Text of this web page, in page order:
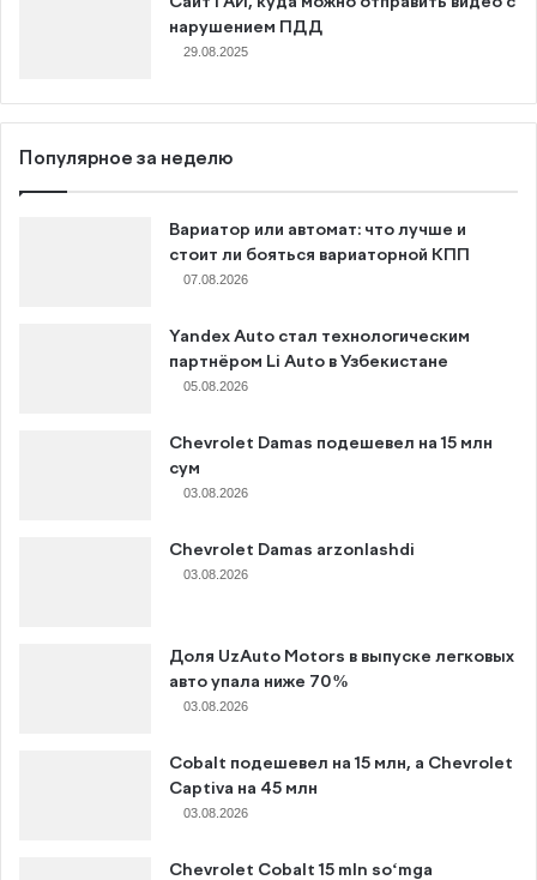
нарушением ПДД
29.08.2025
Популярное за неделю
Вариатор или автомат: что лучше и
стоит ли бояться вариаторной КПП
07.08.2026
Yandex Auto стал технологическим
партнёром Li Auto в Узбекистане
05.08.2026
Chevrolet Damas подешевел на 15 млн
сум
03.08.2026
Chevrolet Damas arzonlashdi
03.08.2026
Доля UzAuto Motors в выпуске легковых
авто упала ниже 70%
03.08.2026
Cobalt подешевел на 15 млн, а Chevrolet
Captiva на 45 млн
03.08.2026
Chevrolet Cobalt 15 mln so‘mga